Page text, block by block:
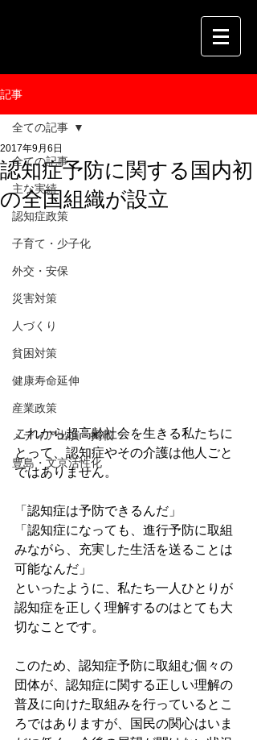
記事
全ての記事
主な実績
認知症政策
子育て・少子化
外交・安保
災害対策
人づくり
貧困対策
健康寿命延伸
産業政策
メディア出演・掲載
豊島・文京活性化
全ての記事
認知症予防に関する国内初
の全国組織が設立
2017年9月6日
これから超高齢社会を生きる私たちに
とって、認知症やその介護は他人ごと
ではありません。
「認知症は予防できるんだ」
「認知症になっても、進行予防に取組
みながら、充実した生活を送ることは
可能なんだ」
といったように、私たち一人ひとりが
認知症を正しく理解するのはとても大
切なことです。
このため、認知症予防に取組む個々の
団体が、認知症に関する正しい理解の
普及に向けた取組みを行っているとこ
ろではありますが、国民の関心はいま